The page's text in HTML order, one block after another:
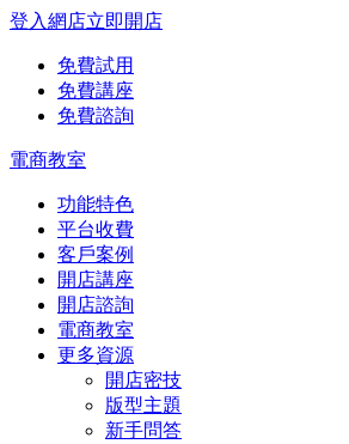
登入網店立即開店
免費試用
免費講座
免費諮詢
電商教室
功能特色
平台收費
客戶案例
開店講座
開店諮詢
電商教室
更多資源
開店密技
版型主題
新手問答